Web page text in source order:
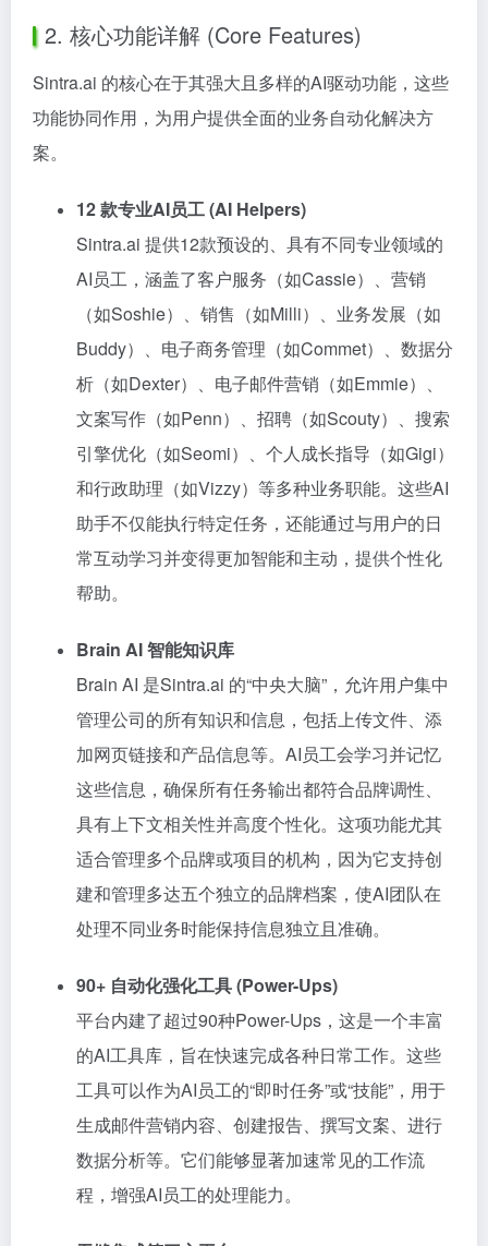
2. 核心功能详解 (Core Features)
Sintra.ai 的核心在于其强大且多样的AI驱动功能，这些
功能协同作用，为用户提供全面的业务自动化解决方
案。
12 款专业AI员工 (AI Helpers)
Sintra.ai 提供12款预设的、具有不同专业领域的
AI员工，涵盖了客户服务（如Cassie）、营销
（如Soshie）、销售（如Milli）、业务发展（如
Buddy）、电子商务管理（如Commet）、数据分
析（如Dexter）、电子邮件营销（如Emmie）、
文案写作（如Penn）、招聘（如Scouty）、搜索
引擎优化（如Seomi）、个人成长指导（如Gigi）
和行政助理（如Vizzy）等多种业务职能。这些AI
助手不仅能执行特定任务，还能通过与用户的日
常互动学习并变得更加智能和主动，提供个性化
帮助。
Brain AI 智能知识库
Brain AI 是Sintra.ai 的“中央大脑”，允许用户集中
管理公司的所有知识和信息，包括上传文件、添
加网页链接和产品信息等。AI员工会学习并记忆
这些信息，确保所有任务输出都符合品牌调性、
具有上下文相关性并高度个性化。这项功能尤其
适合管理多个品牌或项目的机构，因为它支持创
建和管理多达五个独立的品牌档案，使AI团队在
处理不同业务时能保持信息独立且准确。
90+ 自动化强化工具 (Power-Ups)
平台内建了超过90种Power-Ups，这是一个丰富
的AI工具库，旨在快速完成各种日常工作。这些
工具可以作为AI员工的“即时任务”或“技能”，用于
生成邮件营销内容、创建报告、撰写文案、进行
数据分析等。它们能够显著加速常见的工作流
程，增强AI员工的处理能力。